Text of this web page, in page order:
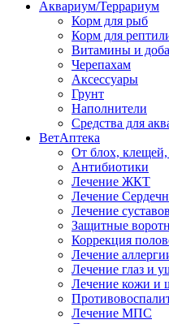
Аквариум/Террариум
Корм для рыб
Корм для
Витамины и
Черепахам
Аксессуары
Грунт
Наполнители
Средства для
ВетАптека
От блох, клещей,
Антибиотики
Лечение ЖКТ
Лечение
Лечение суставов
Защитные
Коррекция
Лечение
Лечение глаз и
Лечение кожи и
Лечение МПС